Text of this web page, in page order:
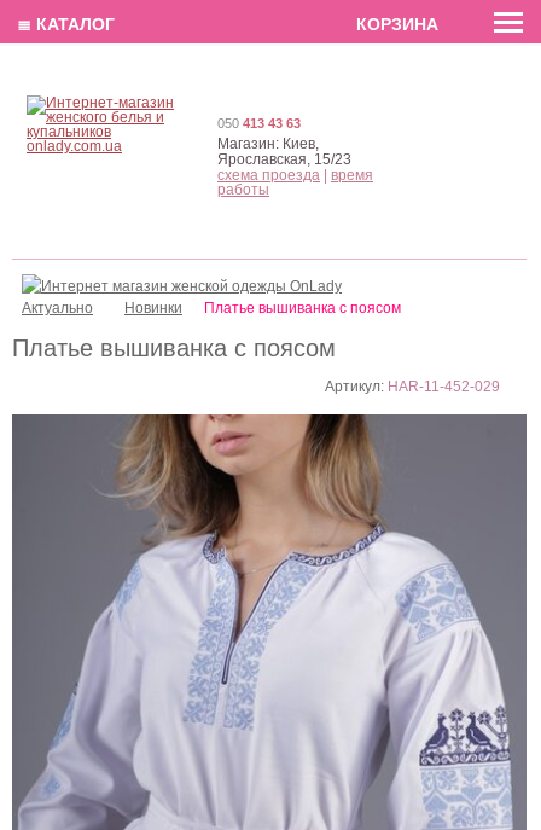
EN РУС
Платье вышиванка с поясом
Артикул: HAR-11-452-029
Актуально Новинки Платье вышиванка с поясом
050 413 43 63
Магазин: Киев,
Ярославская, 15/23
схема проезда
время
работы
≣ КАТАЛОГ КОРЗИНА